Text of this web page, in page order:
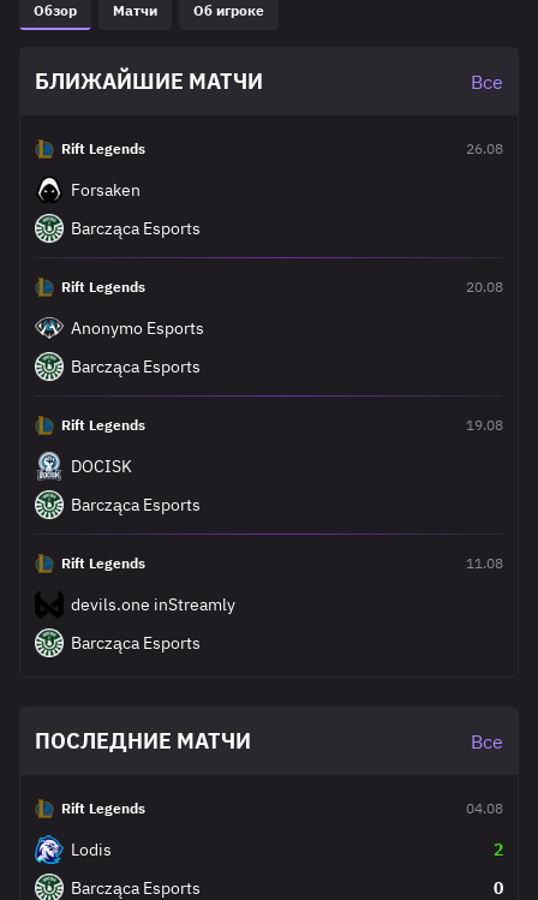
Обзор Матчи Об игроке
БЛИЖАЙШИЕ МАТЧИ Все
Rift Legends 26.08
Forsaken
Barcząca Esports
Rift Legends 20.08
Anonymo Esports
Barcząca Esports
Rift Legends 19.08
DOCISK
Barcząca Esports
Rift Legends 11.08
devils.one inStreamly
Barcząca Esports
ПОСЛЕДНИЕ МАТЧИ Все
Rift Legends 04.08
Lodis
2
Barcząca Esports
0